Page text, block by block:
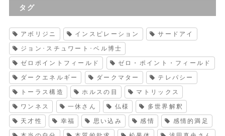
タグ
アボリジニ インスピレーション サードアイ
ジョン･スチュワート･ベル博士
ゼロポイントフィールド ゼロ・ポイント・フィールド
ダークエネルギー ダークマター テレパシー
トーラス構造 ホルスの目 マトリックス
ワンネス 一休さん 仏様 多世界解釈
天才性 幸福 思い込み 感情 感情的満足